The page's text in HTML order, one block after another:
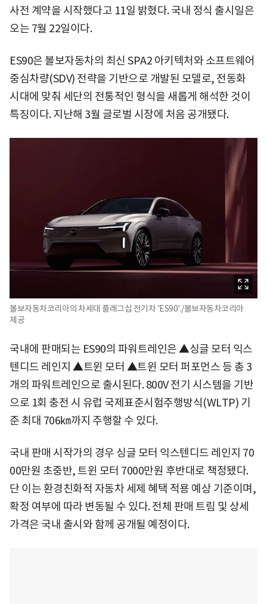
사전 계약을 시작했다고 11일 밝혔다. 국내 정식 출시일은
오는 7월 22일이다.
ES90은 볼보자동차의 최신 SPA2 아키텍처와 소프트웨어
중심차량(SDV) 전략을 기반으로 개발된 모델로, 전동화
시대에 맞춰 세단의 전통적인 형식을 새롭게 해석한 것이
특징이다. 지난해 3월 글로벌 시장에 처음 공개됐다.
볼보자동차코리아의 차세대 플래그십 전기차 'ES90'./볼보자동차코리아
제공
국내에 판매되는 ES90의 파워트레인은 ▲싱글 모터 익스
텐디드 레인지 ▲트윈 모터 ▲트윈 모터 퍼포먼스 등 총 3
개의 파워트레인으로 출시된다. 800V 전기 시스템을 기반
으로 1회 충전 시 유럽 국제표준시험주행방식(WLTP) 기
준 최대 706㎞까지 주행할 수 있다.
국내 판매 시작가의 경우 싱글 모터 익스텐디드 레인지 70
00만원 초중반, 트윈 모터 7000만원 후반대로 책정됐다.
단 이는 환경친화적 자동차 세제 혜택 적용 예상 기준이며,
확정 여부에 따라 변동될 수 있다. 전체 판매 트림 및 상세
가격은 국내 출시와 함께 공개될 예정이다.